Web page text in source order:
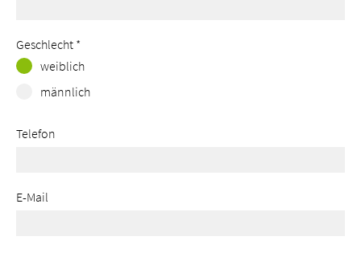
Geschlecht *
weiblich
männlich
Telefon
E-Mail